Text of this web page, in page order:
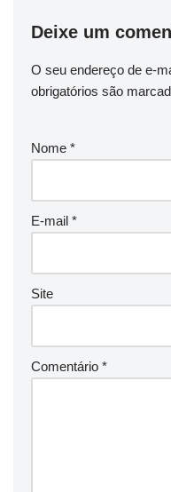
Deixe um
O seu endereço de e-
obrigatórios são
Nome *
E-mail *
Site
Comentário *